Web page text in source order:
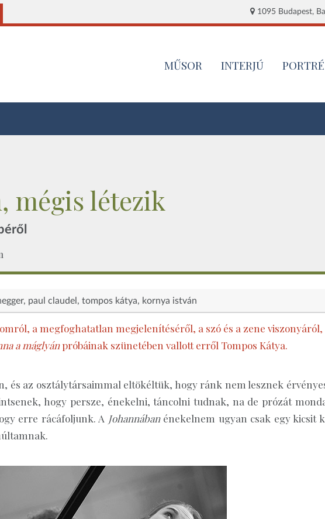
1095 Budapest,
MŰSOR INTERJÚ PORTRÉ
mégis létezik
paul claudel tompos kátya kornya istván
a megfoghatatlan megjelenítéséről, a szó és a zene viszonyáról,
a máglyánpróbáinak szünetében vallott erről Tompos Kátya.
és az osztálytársaimmal eltökéltük, hogy ránk nem lesznek
hogy persze, énekelni, táncolni tudnak, na de prózát
erre rácáfoljunk. A Johannábanénekelnem ugyan csak egy kicsit